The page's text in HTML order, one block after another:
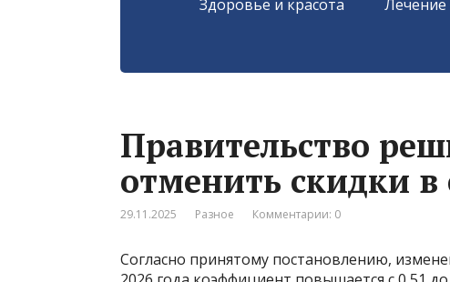
Здоровье и красота Лечение
Правительство
отменить скидки в
29.11.2025 Разное Комментарии: 0
Согласно принятому постановлению,